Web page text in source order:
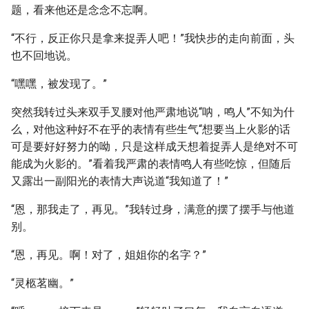
题，看来他还是念念不忘啊。
“不行，反正你只是拿来捉弄人吧！”我快步的走向前面，头
也不回地说。
“嘿嘿，被发现了。”
突然我转过头来双手叉腰对他严肃地说“呐，鸣人”不知为什
么，对他这种好不在乎的表情有些生气“想要当上火影的话
可是要好好努力的呦，只是这样成天想着捉弄人是绝对不可
能成为火影的。”看着我严肃的表情鸣人有些吃惊，但随后
又露出一副阳光的表情大声说道“我知道了！”
“恩，那我走了，再见。”我转过身，满意的摆了摆手与他道
别。
“恩，再见。啊！对了，姐姐你的名字？”
“灵柩茗幽。”